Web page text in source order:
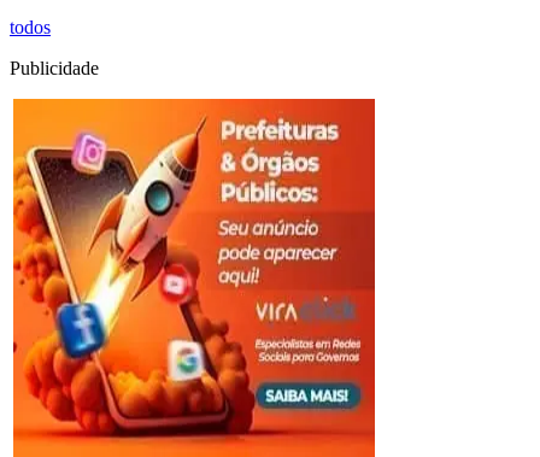
todos
Publicidade